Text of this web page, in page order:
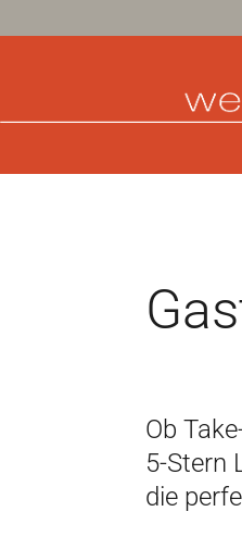
Ob
5-Stern
die